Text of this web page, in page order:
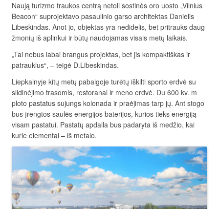
Naują turizmo traukos centrą netoli sostinės oro uosto „Vilnius
Beacon“ suprojektavo pasaulinio garso architektas Danielis
Libeskindas. Anot jo, objektas yra nedidelis, bet pritrauks daug
žmonių iš aplinkui ir būtų naudojamas visais metų laikais.
„Tai nebus labai brangus projektas, bet jis kompaktiškas ir
patrauklus“, – teigė D.Libeskindas.
Liepkalnyje kitų metų pabaigoje turėtų iškilti sporto erdvė su
slidinėjimo trasomis, restoranai ir meno erdvė. Du 600 kv. m
ploto pastatus sujungs kolonada ir praėjimas tarp jų. Ant stogo
bus įrengtos saulės energijos baterijos, kurios tieks energiją
visam pastatui. Pastatų apdaila bus padaryta iš medžio, kai
kurie elementai – iš metalo.